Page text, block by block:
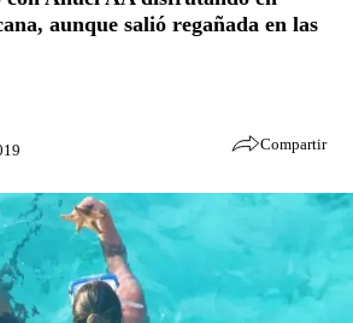
aunque salió regañada en las
Compartir